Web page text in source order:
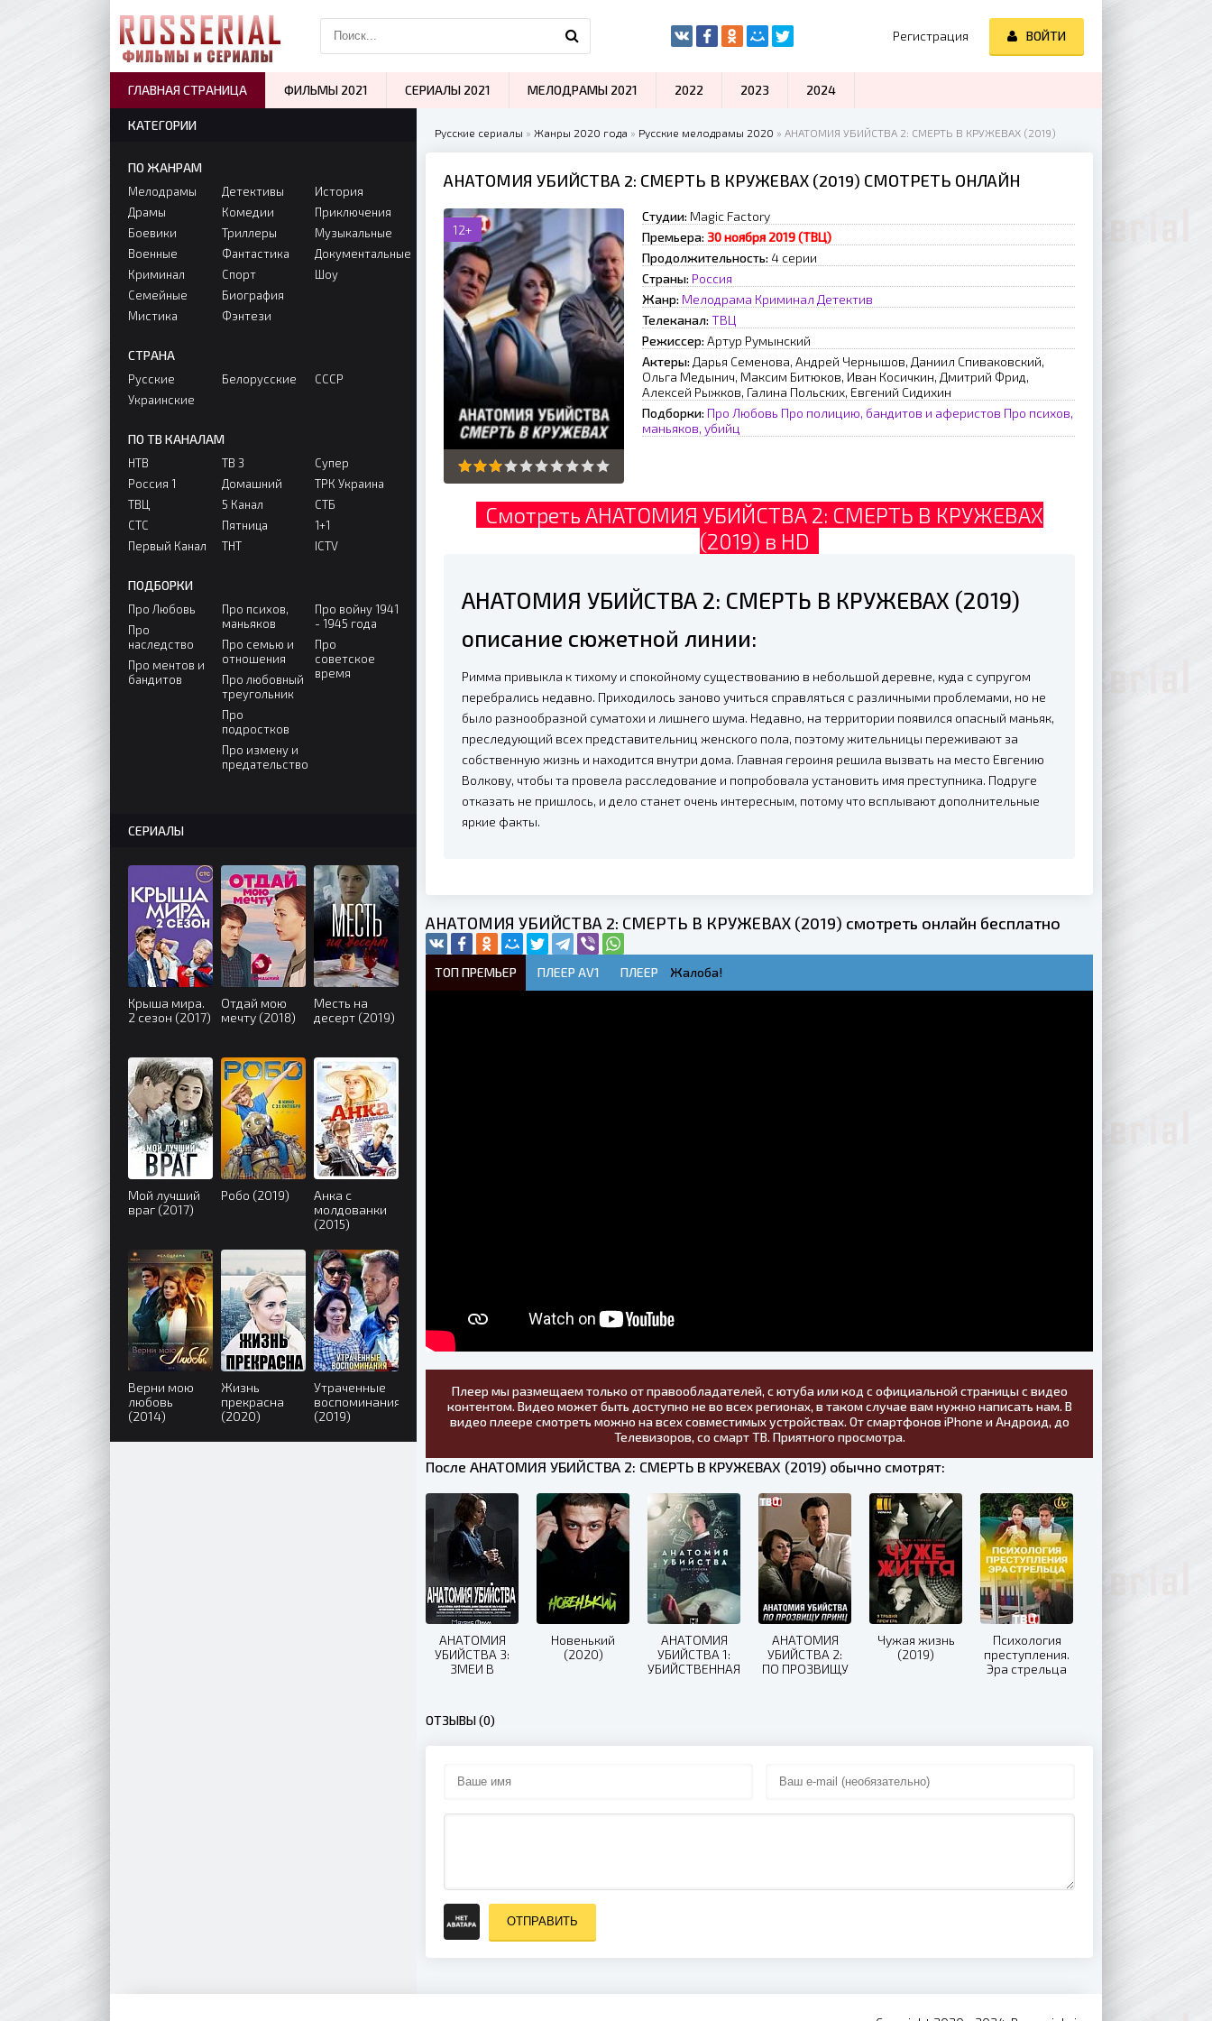
Русские сериалы » Жанры 2020 года » Русские мелодрамы 2020 » АНАТОМИЯ УБИЙСТВА 2: СМЕРТЬ В КРУЖЕВАХ (2019)
АНАТОМИЯ УБИЙСТВА 2: СМЕРТЬ В КРУЖЕВАХ (2019) СМОТРЕТЬ ОНЛАЙН
12+
Студии: Magic Factory
Премьера: 30 ноября 2019 (ТВЦ)
Продолжительность: 4 серии
Страны: Россия
Жанр: Мелодрама Криминал Детектив
Телеканал: ТВЦ
Режиссер: Артур Румынский
Актеры: Дарья Семенова, Андрей Чернышов, Даниил Спиваковский,
Ольга Медынич, Максим Битюков, Иван Косичкин, Дмитрий Фрид,
Алексей Рыжков, Галина Польских, Евгений Сидихин
Подборки: Про Любовь Про полицию, бандитов и аферистов Про психов,
маньяков, убийц
Смотреть АНАТОМИЯ УБИЙСТВА 2: СМЕРТЬ В КРУЖЕВАХ
(2019) в HD
АНАТОМИЯ УБИЙСТВА 2: СМЕРТЬ В КРУЖЕВАХ (2019)
описание сюжетной линии:
Римма привыкла к тихому и спокойному существованию в небольшой деревне, куда с супругом
перебрались недавно. Приходилось заново учиться справляться с различными проблемами, но не
было разнообразной суматохи и лишнего шума. Недавно, на территории появился опасный маньяк,
преследующий всех представительниц женского пола, поэтому жительницы переживают за
собственную жизнь и находится внутри дома. Главная героиня решила вызвать на место Евгению
Волкову, чтобы та провела расследование и попробовала установить имя преступника. Подруге
отказать не пришлось, и дело станет очень интересным, потому что всплывают дополнительные
яркие факты.
АНАТОМИЯ УБИЙСТВА 2: СМЕРТЬ В КРУЖЕВАХ (2019) смотреть онлайн бесплатно
ТОП ПРЕМЬЕР ПЛЕЕР AV1 ПЛЕЕР Жалоба!
Плеер мы размещаем только от правообладателей, с ютуба или код с официальной страницы с видео
контентом. Видео может быть доступно не во всех регионах, в таком случае вам нужно написать нам. В
видео плеере смотреть можно на всех совместимых устройствах. От смартфонов iPhone и Андроид, до
Телевизоров, со смарт ТВ. Приятного просмотра.
После АНАТОМИЯ УБИЙСТВА 2: СМЕРТЬ В КРУЖЕВАХ (2019) обычно смотрят:
АНАТОМИЯ
УБИЙСТВА 3:
ЗМЕИ В
Новенький
(2020)
АНАТОМИЯ
УБИЙСТВА 1:
УБИЙСТВЕННАЯ
АНАТОМИЯ
УБИЙСТВА 2:
ПО ПРОЗВИЩУ
Чужая жизнь
(2019)
Психология
преступления.
Эра стрельца
ОТЗЫВЫ (0)
ОТПРАВИТЬ
КАТЕГОРИИ
ПО ЖАНРАМ
Мелодрамы
Драмы
Боевики
Военные
Криминал
Семейные
Мистика
Детективы
Комедии
Триллеры
Фантастика
Спорт
Биография
Фэнтези
История
Приключения
Музыкальные
Документальные
Шоу
СТРАНА
Русские
Украинские
Белорусские СССР
ПО ТВ КАНАЛАМ
НТВ
Россия 1
ТВЦ
СТС
Первый Канал
ТВ 3
Домашний
5 Канал
Пятница
ТНТ
Супер
ТРК Украина
СТБ
1+1
ICTV
ПОДБОРКИ
Про Любовь
Про
наследство
Про ментов и
бандитов
Про психов,
маньяков
Про семью и
отношения
Про любовный
треугольник
Про
подростков
Про измену и
предательство
Про войну 1941
- 1945 года
Про
советское
время
СЕРИАЛЫ
Крыша мира.
2 сезон (2017)
Отдай мою
мечту (2018)
Месть на
десерт (2019)
Мой лучший
враг (2017)
Робо (2019)
Анка с
молдованки
(2015)
Верни мою
любовь
(2014)
Жизнь
прекрасна
(2020)
Утраченные
воспоминания
(2019)
Регистрация ВОЙТИ
ГЛАВНАЯ СТРАНИЦА ФИЛЬМЫ 2021 СЕРИАЛЫ 2021 МЕЛОДРАМЫ 2021 2022 2023 2024